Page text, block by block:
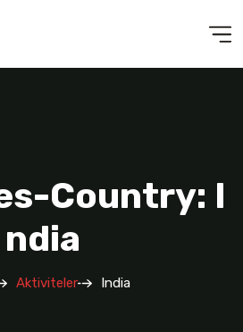
Country: I
Ndia
Aktiviteler India